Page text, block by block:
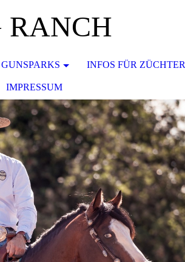
RANCH
GUNSPARKS INFOS FÜR ZÜCHTER
IMPRESSUM